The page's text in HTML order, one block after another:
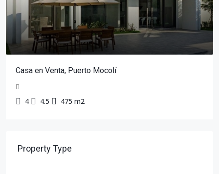
Casa en Venta, Puerto Mocolí
4 4.5 475 m2
Property Type